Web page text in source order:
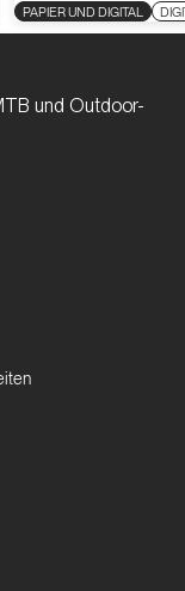
PAPIER UND DIGITAL
und Outdoor-